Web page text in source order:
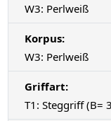
W3: Perlweiß
Korpus:
W3: Perlweiß
Griffart:
T1: Steggriff (B=